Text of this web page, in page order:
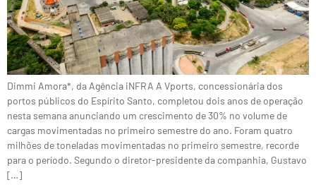
Dimmi Amora*, da Agência iNFRA A Vports, concessionária dos
portos públicos do Espírito Santo, completou dois anos de operação
nesta semana anunciando um crescimento de 30% no volume de
cargas movimentadas no primeiro semestre do ano. Foram quatro
milhões de toneladas movimentadas no primeiro semestre, recorde
para o período. Segundo o diretor-presidente da companhia, Gustavo
[…]